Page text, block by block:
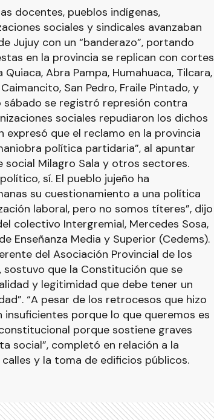
docentes, pueblos indígenas,
sociales y sindicales avanzaban
Jujuy con un “banderazo”, portando
en la provincia se replican con cortes
Abra Pampa, Humahuaca, Tilcara,
San Pedro, Fraile Pintado, y
sábado se registró represión contra
sociales repudiaron los dichos
expresó que el reclamo en la provincia
política partidaria”, al apuntar
Milagro Sala y otros sectores.
sí. El pueblo jujeño ha
su cuestionamiento a una política
laboral, pero no somos títeres”, dijo
colectivo Intergremial, Mercedes Sosa,
Enseñanza Media y Superior (Cedems).
del Asociación Provincial de los
que la Constitución que se
y legitimidad que debe tener un
“A pesar de los retrocesos que hizo
porque lo que queremos es
porque sostiene graves
social”, completó en relación a la
y la toma de edificios públicos.